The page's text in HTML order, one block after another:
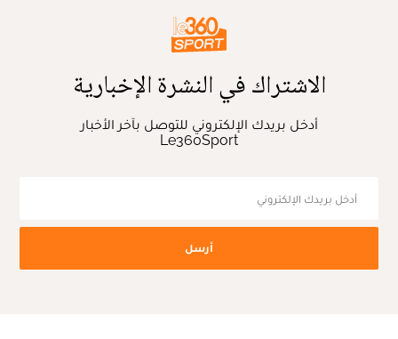
الاشتراك في النشرة الإخبارية
أدخل بريدك الإلكتروني للتوصل بآخر الأخبار
Le360Sport
أرسل